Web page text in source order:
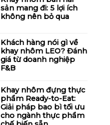
sản mang đi: 5 lợi ích
không nên bỏ qua
Khách hàng nói gì về
khay nhôm LEO? Đánh
giá từ doanh nghiệp
F&B
Khay nhôm đựng thực
phẩm Ready-to-Eat:
Giải pháp bao bì tối ưu
cho ngành thực phẩm